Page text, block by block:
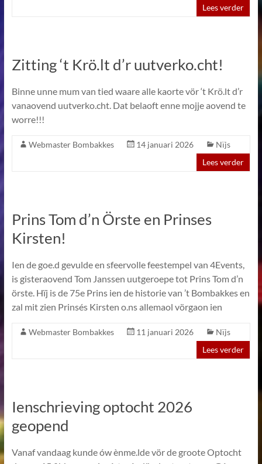
Lees verder
Zitting ‘t Krö.lt d’r uutverko.cht!
Binne unne mum van tied waare alle kaorte vör ‘t Krö.lt d’r
vanaovend uutverko.cht. Dat belaoft enne mojje aovend te
worre!!!
Webmaster Bombakkes 14 januari 2026
Nïjs
Lees verder
Prins Tom d’n Örste en Prinses
Kirsten!
Ien de goe.d gevulde en sfeervolle feestempel van 4Events,
is gisteraovend Tom Janssen uutgeroepe tot Prins Tom d’n
örste. Hïj is de 75e Prins ien de historie van ’t Bombakkes en
zal mit zien Prinsés Kirsten o.ns allemaol vörgaon ien
Webmaster Bombakkes 11 januari 2026
Nïjs
Lees verder
Ienschrieving optocht 2026
geopend
Vanaf vandaag kunde ów ènme.lde vör de groote Optocht